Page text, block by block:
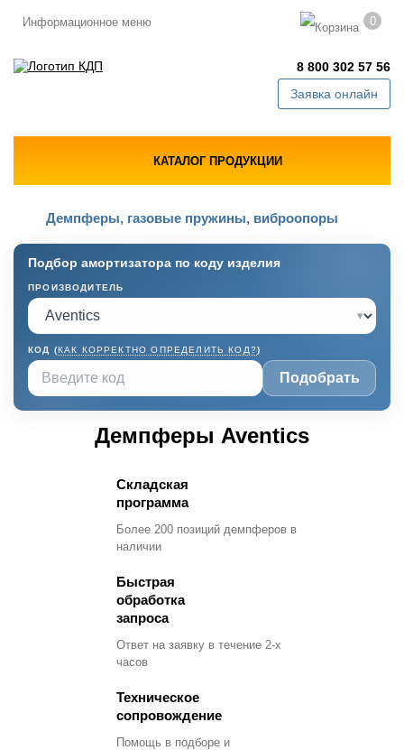
Информационное меню 0
8 800 302 57 56
Заявка онлайн
КАТАЛОГ ПРОДУКЦИИ
Демпферы, газовые пружины, виброопоры
Подбор амортизатора по коду изделия
ПРОИЗВОДИТЕЛЬ
▾
КОД (КАК КОРРЕКТНО ОПРЕДЕЛИТЬ КОД?)
Подобрать
Демпферы Aventics
Складская
программа
Более 200 позиций демпферов в
наличии
Быстрая
обработка
запроса
Ответ на заявку в течение 2-х
часов
Техническое
сопровождение
Помощь в подборе и